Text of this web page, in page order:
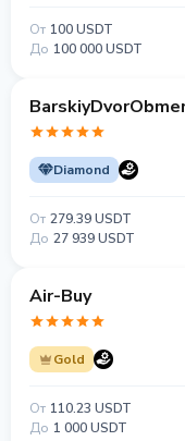
От 100 USDT
До 100 000 USDT
Diamond
От 279.39 USDT
До 27 939 USDT
Air-Buy
Gold
От 110.23 USDT
До 1 000 USDT